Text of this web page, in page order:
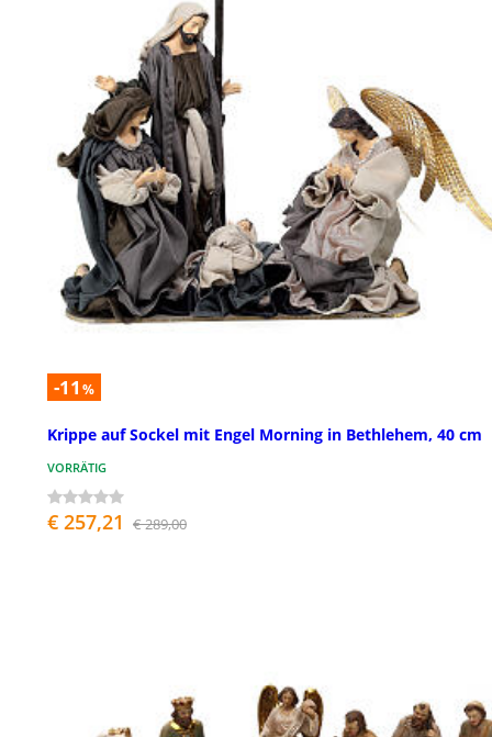
-11 %
Krippe auf Sockel mit Engel Morning in Bethlehem, 40 cm
VORRÄTIG
€ 257,21 € 289,00